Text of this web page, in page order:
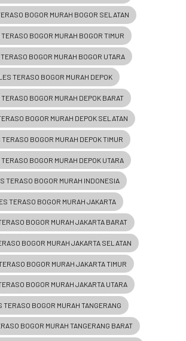
BOGOR MURAH BOGOR SELATAN
BOGOR MURAH BOGOR TIMUR
BOGOR MURAH BOGOR UTARA
TERASO BOGOR MURAH DEPOK
BOGOR MURAH DEPOK BARAT
BOGOR MURAH DEPOK SELATAN
TERASO BOGOR MURAH DEPOK TIMUR
BOGOR MURAH DEPOK UTARA
TERASO BOGOR MURAH INDONESIA
TERASO BOGOR MURAH JAKARTA
BOGOR MURAH JAKARTA BARAT
BOGOR MURAH JAKARTA SELATAN
BOGOR MURAH JAKARTA TIMUR
BOGOR MURAH JAKARTA UTARA
TERASO BOGOR MURAH TANGERANG
BOGOR MURAH TANGERANG BARAT